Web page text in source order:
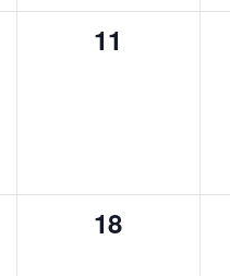
0
11
0
18